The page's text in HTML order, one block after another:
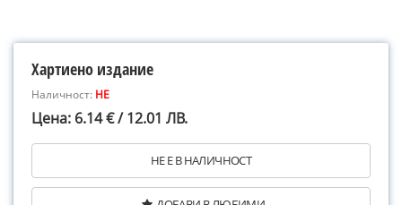
Хартиено издание
Наличност: НЕ
Цена: 6.14 € / 12.01 ЛВ.
НЕ Е В НАЛИЧНОСТ